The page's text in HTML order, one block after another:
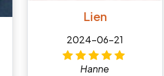
Lien
2024-06-21
Hanne